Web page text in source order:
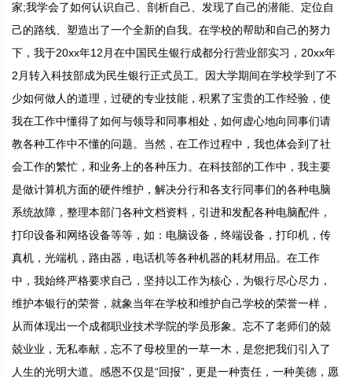
家;我学会了如何认识自己、剖析自己、发现了自己的潜能、定位自
己的路线、塑造出了一个全新的自我。在学校的帮助和自己的努力
下，我于20xx年12月在中国民生银行成都分行营业部实习，20xx年
2月转入科技部成为民生银行正式员工。因大学期间在学校学到了不
少如何做人的道理，过硬的专业技能，积累了宝贵的工作经验，使
我在工作中懂得了如何与领导和同事相处，如何虚心地向同事们请
教各种工作中不懂的问题。当然，在工作过程中，我也体会到了社
会工作的繁忙，和业务上的各种压力。在科技部的工作中，我主要
是做计算机方面的硬件维护，解决分行和各支行同事们的各种电脑
系统故障，整理本部门各种文档资料，引进和发配各种电脑配件，
打印设备和网络设备等等，如：电脑设备，终端设备，打印机，传
真机，光端机，路由器，电话机等各种机器的耗材用品。在工作
中，我始终严格要求自己，坚持以工作为核心，为银行尽心尽力，
维护本银行的荣誉，就象当年在学校和维护自己学校的荣誉一样，
从而体现出一个成都职业技术学院的学员形象。忘不了老师们的兢
兢业业，无私奉献，忘不了母校里的一草一木，是您把我们引入了
人生的光明大道。感恩不仅是“回报”，更是一种责任，一种美德，愿